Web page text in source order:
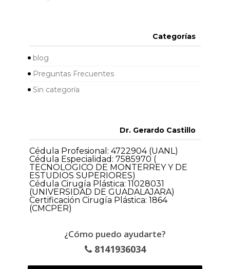
Categorías
blog
Preguntas Frecuentes
Sin categoría
Dr. Gerardo Castillo
Cédula Profesional: 4722904 (UANL)
Cédula Especialidad: 7585970 (
TECNOLOGICO DE MONTERREY Y DE
ESTUDIOS SUPERIORES)
Cédula Cirugía Plástica: 11028031
(UNIVERSIDAD DE GUADALAJARA)
Certificación Cirugía Plástica: 1864
(CMCPER)
¿Cómo puedo ayudarte?
8141936034